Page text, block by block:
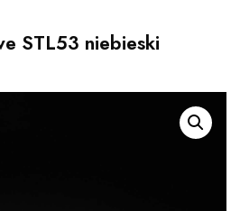
STL53 niebieski